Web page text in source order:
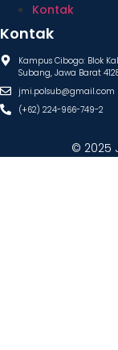
Kontak
Kontak
Kampus Cibogo: Blok
Subang, Jawa Barat
jmi.polsub@gmail.com
(+62) 224-966-749-2
© 2025